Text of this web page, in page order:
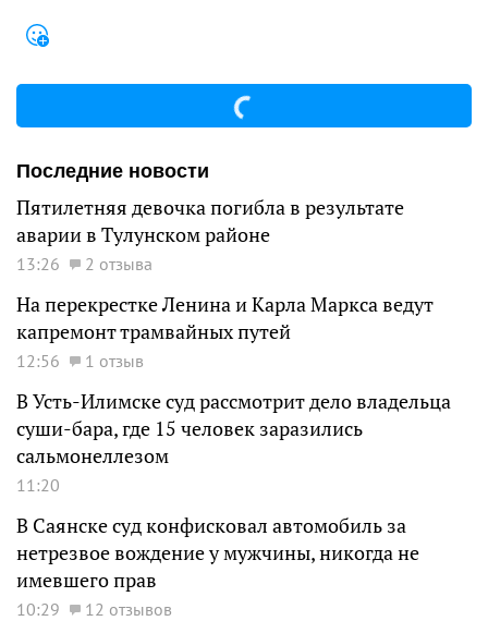
Последние новости
Пятилетняя девочка погибла в результате
аварии в Тулунском районе
13:26 2 отзыва
На перекрестке Ленина и Карла Маркса ведут
капремонт трамвайных путей
12:56 1 отзыв
В Усть-Илимске суд рассмотрит дело владельца
суши-бара, где 15 человек заразились
сальмонеллезом
11:20
В Саянске суд конфисковал автомобиль за
нетрезвое вождение у мужчины, никогда не
имевшего прав
10:29
12 отзывов